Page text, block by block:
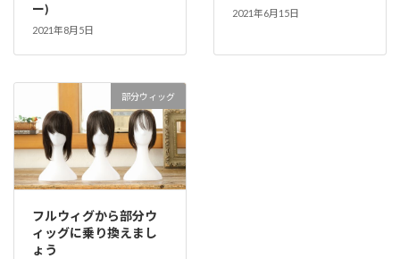
ー)
2021年8月5日
2021年6月15日
部分ウィッグ
フルウィグから部分ウ
ィッグに乗り換えまし
ょう